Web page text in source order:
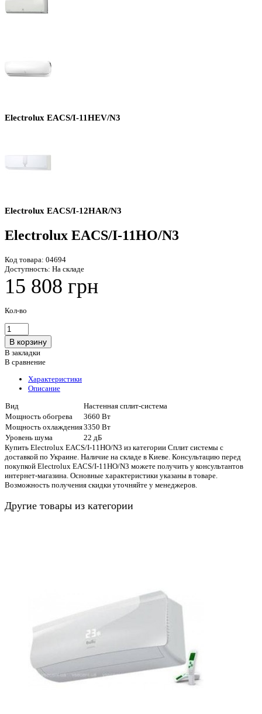
Electrolux EACS/I-11HEV/N3
Electrolux EACS/I-12HAR/N3
Electrolux EACS/I-11HO/N3
Код товара: 04694
Доступность: На складе
15 808 грн
Кол-во
В закладки
В сравнение
Характеристики
Описание
Вид
Настенная сплит-система
Мощность обогрева
3660 Вт
Мощность охлаждения3350 Вт
Уровень шума
22 дБ
Купить Electrolux EACS/I-11HO/N3 из категории Сплит системы с
доставкой по Украине. Наличие на складе в Киеве. Консультацию перед
покупкой Electrolux EACS/I-11HO/N3 можете получить у консультантов
интернет-магазина. Основные характеристики указаны в товаре.
Возможность получения скидки уточняйте у менеджеров.
Другие товары из категории